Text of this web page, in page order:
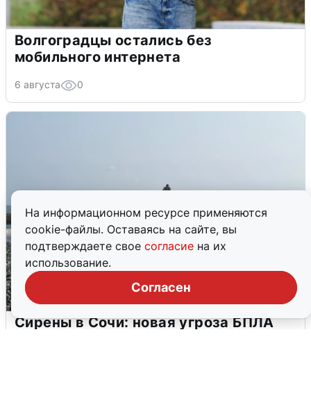
На информационном ресурсе применяются
cookie-файлы. Оставаясь на сайте, вы
подтверждаете свое согласие на их
использование.
Согласен
Волгоградцы остались без
мобильного интернета
6 августа 0
Сирены в Сочи: новая угроза БПЛА